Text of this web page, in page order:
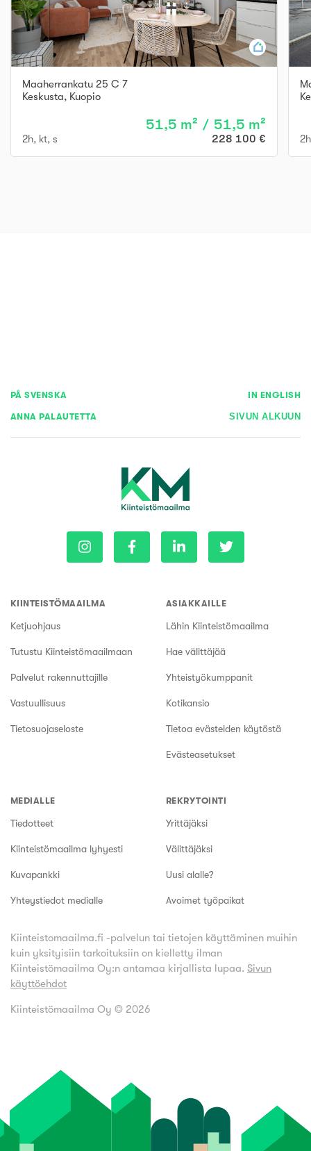
Maaherrankatu 25 C 7
Keskusta, Kuopio
51,5 m² / 51,5 m²
2h, kt, s 228 100 €
PÅ SVENSKA IN ENGLISH
ANNA PALAUTETTA SIVUN ALKUUN
KIINTEISTÖMAAILMA
Ketjuohjaus
Tutustu Kiinteistömaailmaan
Palvelut rakennuttajille
Vastuullisuus
Tietosuojaseloste
ASIAKKAILLE
Lähin Kiinteistömaailma
Hae välittäjää
Yhteistyökumppanit
Kotikansio
Tietoa evästeiden käytöstä
Evästeasetukset
MEDIALLE
Tiedotteet
Kiinteistömaailma lyhyesti
Kuvapankki
Yhteystiedot medialle
REKRYTOINTI
Yrittäjäksi
Välittäjäksi
Uusi alalle?
Avoimet työpaikat
Kiinteistomaailma.fi -palvelun tai tietojen käyttäminen muihin
kuin yksityisiin tarkoituksiin on kielletty ilman
Kiinteistömaailma Oy:n antamaa kirjallista lupaa. Sivun
käyttöehdot
Kiinteistömaailma Oy © 2026